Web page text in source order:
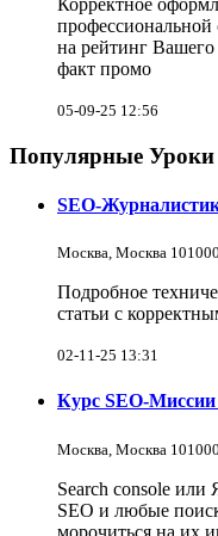
профессиональной
на рейтинг
факт промо
05-09-25 12:56
Популярные Уроки
SEO-
Москва, Москва
Подробное
статьи с
02-11-25 13:31
Курс SEO-
Москва, Москва
Search console или
SEO и любые
морочиться на их